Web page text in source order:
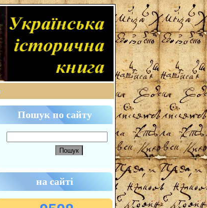
Пошук по сайту
на сайті